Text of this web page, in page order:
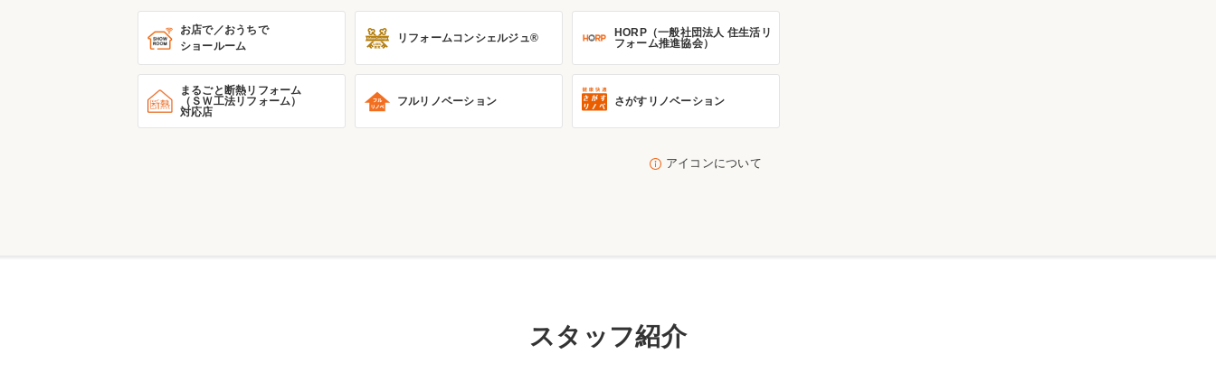
お店で／おうちで
ショールーム
リフォームコンシェルジュ®
HORP（一般社団法人 住生活リ
フォーム推進協会）
まるごと断熱リフォーム
（ＳＷ工法リフォーム）
対応店
フルリノベーション さがすリノベーション
アイコンについて
スタッフ紹介